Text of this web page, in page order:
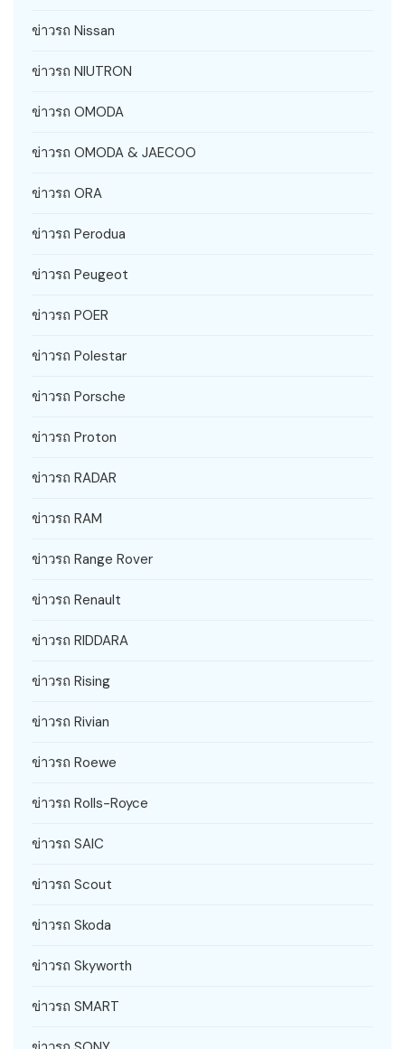
ข่าวรถ Nissan
ข่าวรถ NIUTRON
ข่าวรถ OMODA
ข่าวรถ OMODA & JAECOO
ข่าวรถ ORA
ข่าวรถ Perodua
ข่าวรถ Peugeot
ข่าวรถ POER
ข่าวรถ Polestar
ข่าวรถ Porsche
ข่าวรถ Proton
ข่าวรถ RADAR
ข่าวรถ RAM
ข่าวรถ Range Rover
ข่าวรถ Renault
ข่าวรถ RIDDARA
ข่าวรถ Rising
ข่าวรถ Rivian
ข่าวรถ Roewe
ข่าวรถ Rolls-Royce
ข่าวรถ SAIC
ข่าวรถ Scout
ข่าวรถ Skoda
ข่าวรถ Skyworth
ข่าวรถ SMART